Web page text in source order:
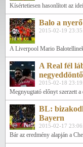
Kísértetiesen hasonlított az
Balo a
2015-02-19
A Liverpool Mario
A Real fél
2015-02-18
Megnyugtató előnyt szerzett
BL:
Bayern
2015-02-17
Bár az eredmény alapján a